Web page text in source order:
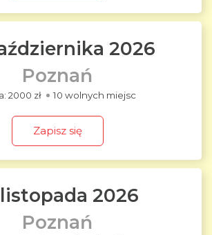
2026
Poznań
2000 zł 10 wolnych miejsc
Zapisz się
listopada 2026
Poznań